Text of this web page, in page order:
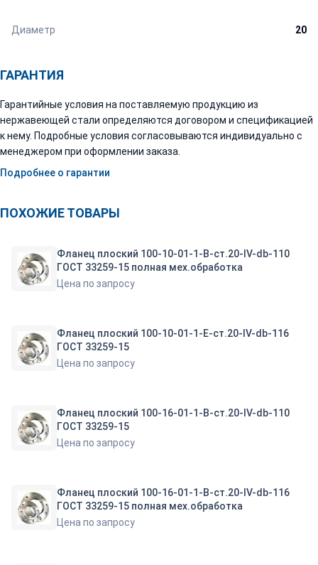
Диаметр 20
ГАРАНТИЯ
Гарантийные условия на поставляемую продукцию из
нержавеющей стали определяются договором и спецификацией
к нему. Подробные условия согласовываются индивидуально с
менеджером при оформлении заказа.
Подробнее о гарантии
ПОХОЖИЕ ТОВАРЫ
Фланец плоский 100-10-01-1-B-ст.20-IV-db-110
ГОСТ 33259-15 полная мех.обработка
Цена по запросу
Фланец плоский 100-10-01-1-E-ст.20-IV-db-116
ГОСТ 33259-15
Цена по запросу
Фланец плоский 100-16-01-1-B-ст.20-IV-db-110
ГОСТ 33259-15
Цена по запросу
Фланец плоский 100-16-01-1-B-ст.20-IV-db-116
ГОСТ 33259-15 полная мех.обработка
Цена по запросу